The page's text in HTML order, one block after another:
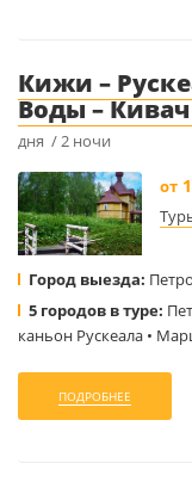
Кижи –
Воды –
дня / 2 ночи
от
Город выезда:
5 городов в туре:
каньон Рускеала •
ПОДРОБНЕЕ